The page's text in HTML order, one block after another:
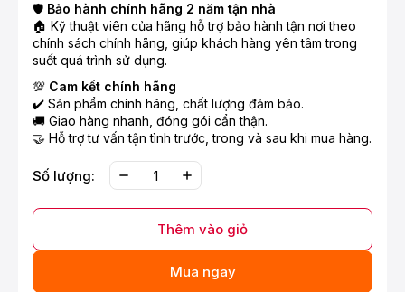
🛡️ Bảo hành chính hãng 2 năm tận nhà
🏠 Kỹ thuật viên của hãng hỗ trợ bảo hành tận nơi theo
chính sách chính hãng, giúp khách hàng yên tâm trong
suốt quá trình sử dụng.
💯 Cam kết chính hãng
✔️ Sản phẩm chính hãng, chất lượng đảm bảo.
🚚 Giao hàng nhanh, đóng gói cẩn thận.
🤝 Hỗ trợ tư vấn tận tình trước, trong và sau khi mua hàng.
Số lượng:
Thêm vào giỏ
Mua ngay